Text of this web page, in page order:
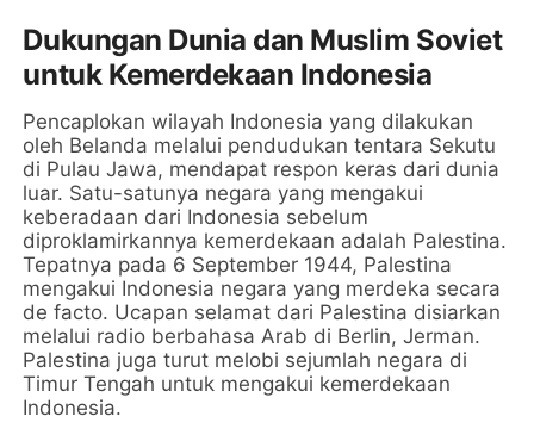
Dukungan Dunia dan Muslim Soviet
untuk Kemerdekaan Indonesia
Pencaplokan wilayah Indonesia yang dilakukan
oleh Belanda melalui pendudukan tentara Sekutu
di Pulau Jawa, mendapat respon keras dari dunia
luar. Satu-satunya negara yang mengakui
keberadaan dari Indonesia sebelum
diproklamirkannya kemerdekaan adalah Palestina.
Tepatnya pada 6 September 1944, Palestina
mengakui Indonesia negara yang merdeka secara
de facto. Ucapan selamat dari Palestina disiarkan
melalui radio berbahasa Arab di Berlin, Jerman.
Palestina juga turut melobi sejumlah negara di
Timur Tengah untuk mengakui kemerdekaan
Indonesia.